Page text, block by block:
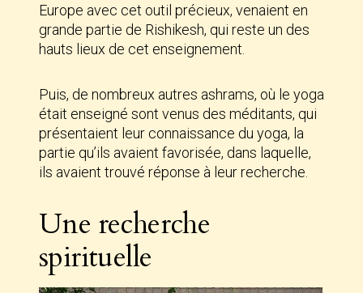
Europe avec cet outil précieux, venaient en
grande partie de Rishikesh, qui reste un des
hauts lieux de cet enseignement.
Puis, de nombreux autres ashrams, où le yoga
était enseigné sont venus des méditants, qui
présentaient leur connaissance du yoga, la
partie qu’ils avaient favorisée, dans laquelle,
ils avaient trouvé réponse à leur recherche.
Une recherche
spirituelle